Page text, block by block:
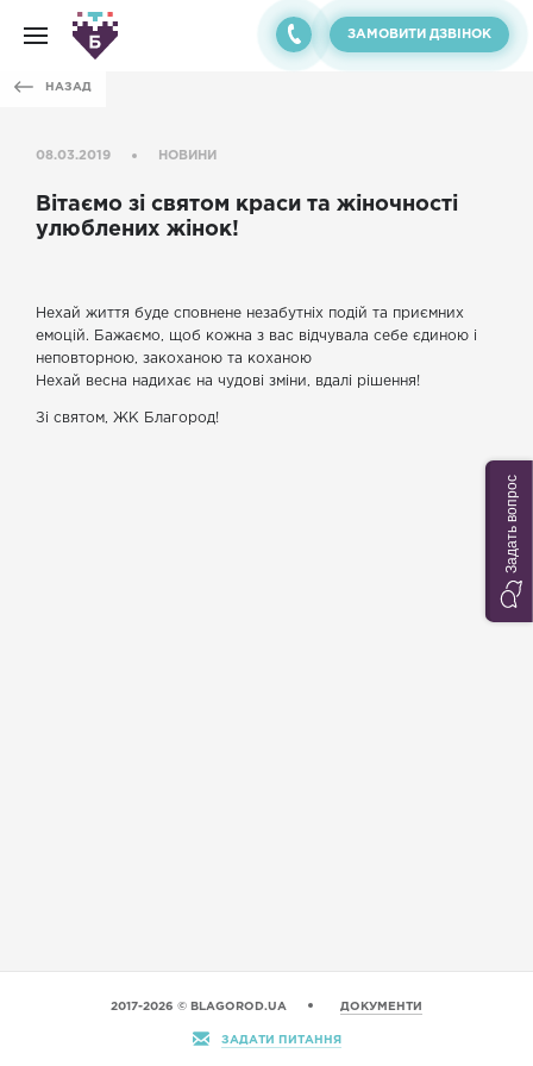
ЗАМОВИТИ ДЗВІНОК
НАЗАД
08.03.2019 НОВИНИ
Вітаємо зі святом краси та жіночності
улюблених жінок!
Нехай життя буде сповнене незабутніх подій та приємних
емоцій. Бажаємо, щоб кожна з вас відчувала себе єдиною і
неповторною, закоханою та коханою
Нехай весна надихає на чудові зміни, вдалі рішення!
Зі святом, ЖК Благород!
2017-2026 © BLAGOROD.UA ДОКУМЕНТИ
ЗАДАТИ ПИТАННЯ
Задать вопрос